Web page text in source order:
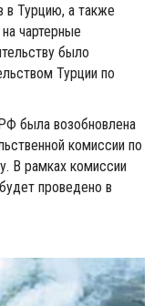
в Турцию, а также
чартерные
было
Турции по
была возобновлена
комиссии по
В рамках комиссии
проведено в